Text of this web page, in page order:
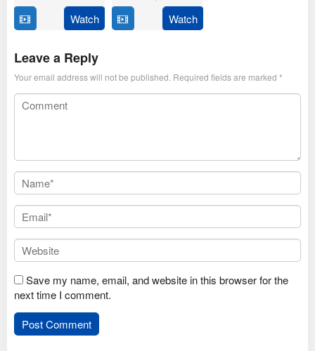
Feb
2025
Thirumeni
Watch
Jan
Anil
Ravipudi
Watch
Leave a Reply
Your email address will not be published. Required fields are marked *
Save my name, email, and website in this browser for the
next time I comment.